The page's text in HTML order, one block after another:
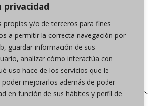
privacidad
propias y/o de terceros para fines
a permitir la correcta navegación por
guardar información de sus
analizar cómo interactúa con
uso hace de los servicios que le
mejorarlos además de poder
en función de sus hábitos y perfil de